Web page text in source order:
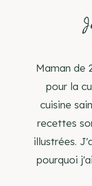
Maman de
pour la
cuisine
recettes
illustrées.
pourquoi